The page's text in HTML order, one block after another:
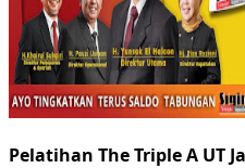
Pelatihan The Triple A UT